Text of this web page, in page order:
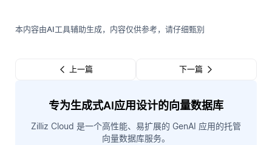
本内容由AI工具辅助生成，内容仅供参考，请仔细甄别
上一篇 下一篇
专为生成式AI应用设计的向量数据库
Zilliz Cloud 是一个高性能、易扩展的 GenAI 应用的托管
向量数据库服务。